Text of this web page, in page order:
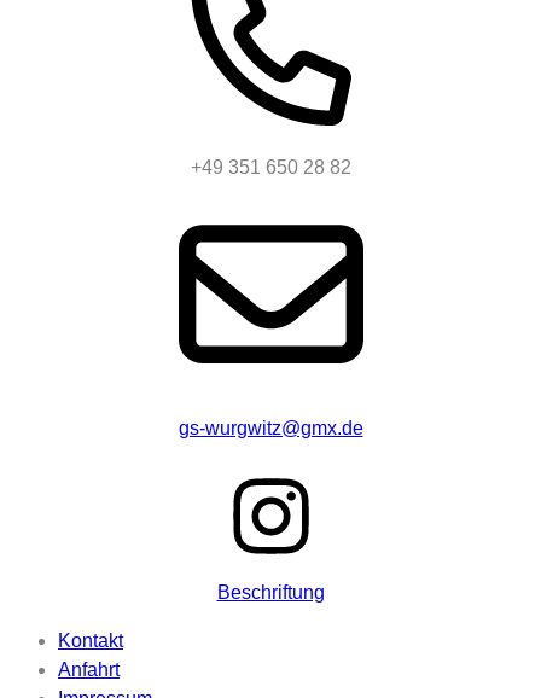
+49 351 650 28 82
gs-wurgwitz@gmx.de
Beschriftung
Kontakt
Anfahrt